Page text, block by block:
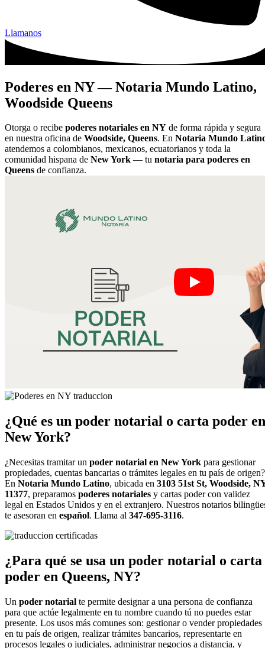
Llamanos
Poderes en NY — Notaria Mundo Latino,
Woodside Queens
Otorga o recibe poderes notariales en NY de forma rápida y segura
en nuestra oficina de Woodside, Queens. En Notaria Mundo
atendemos a colombianos, mexicanos, ecuatorianos y toda la
comunidad hispana de New York — tu notaria para poderes en
Queens de confianza.
¿Qué es un poder notarial o carta poder en
New York?
¿Necesitas tramitar un poder notarial en New York para gestionar
propiedades, cuentas bancarias o trámites legales en tu país de origen?
En Notaria Mundo Latino, ubicada en 3103 51st St, Woodside,
11377, preparamos poderes notariales y cartas poder con validez
legal en Estados Unidos y en el extranjero. Nuestros notarios
te asesoran en español. Llama al 347-695-3116.
¿Para qué se usa un poder notarial o carta
poder en Queens, NY?
Un poder notarial te permite designar a una persona de confianza
para que actúe legalmente en tu nombre cuando tú no puedes estar
presente. Los usos más comunes son: gestionar o vender propiedades
en tu país de origen, realizar trámites bancarios, representarte en
procesos legales o judiciales, administrar negocios a distancia, y